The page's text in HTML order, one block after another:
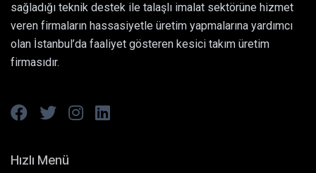
sağladığı teknik destek ile talaşlı imalat sektörüne hizmet
veren firmaların hassasiyetle üretim yapmalarına yardımcı
olan İstanbul’da faaliyet gösteren kesici takım üretim
firmasıdır.
Hızlı Menü